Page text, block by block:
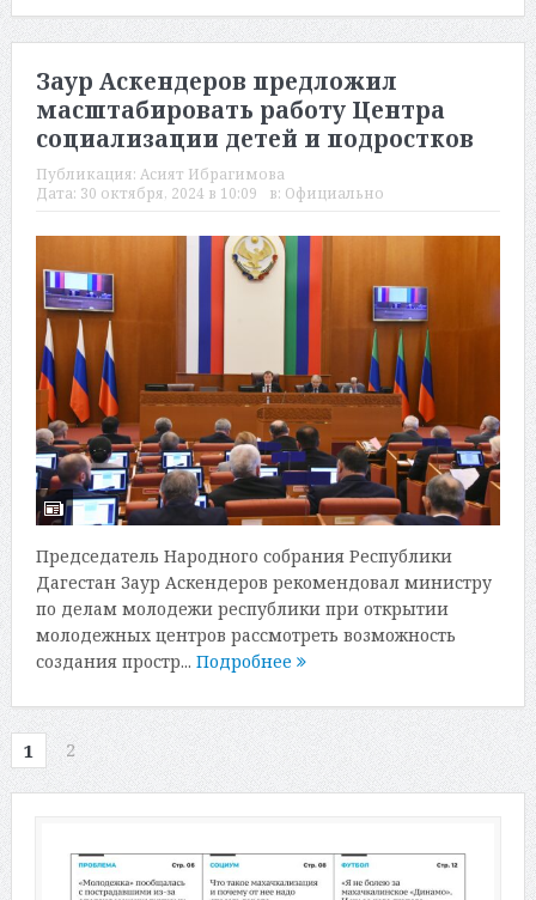
Заур Аскендеров предложил
масштабировать работу Центра
социализации детей и подростков
Публикация: Асият Ибрагимова
Дата: 30 октября, 2024 в 10:09 в: Официально
Председатель Народного собрания Республики
Дагестан Заур Аскендеров рекомендовал министру
по делам молодежи республики при открытии
молодежных центров рассмотреть возможность
создания простр... Подробнее
1 2